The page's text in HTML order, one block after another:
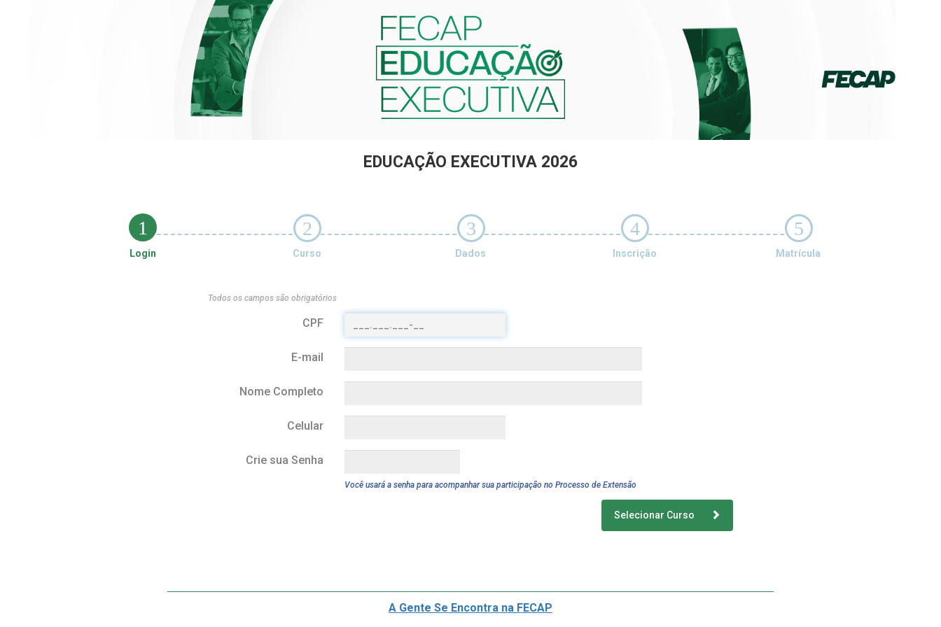
EDUCAÇÃO EXECUTIVA 2026
1
Login
2
Curso
3
Dados
4
Inscrição
5
Matrícula
Todos os campos são obrigatórios
CPF
E-mail
Nome Completo
Celular
Crie sua Senha
Você usará a senha para acompanhar sua participação no Processo de Extensão
Selecionar Curso
A Gente Se Encontra na FECAP